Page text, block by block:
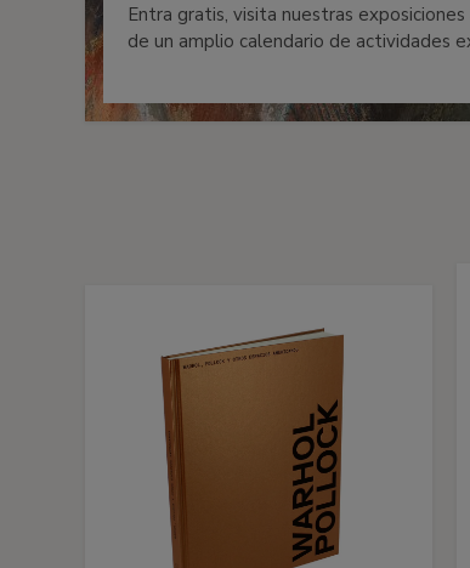
Entra gratis, visita nuestras
de un amplio calendario de actividades